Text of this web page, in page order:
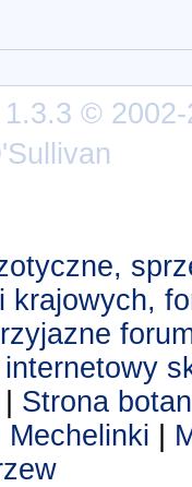
1.3.3 ©
krajowych,
internetowy
Strona